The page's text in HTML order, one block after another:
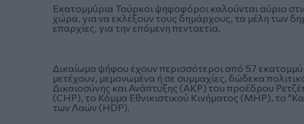
Εκατομμύρια Τούρκοι ψηφοφόροι καλούνται αύριο
χώρα, για να εκλέξουν τους δημάρχους, τα μέλη των
επαρχίες, για την επόμενη πενταετία.
Δικαίωμα ψήφου έχουν περισσότεροι από 57
μετέχουν, μεμονωμένα ή σε συμμαχίες, δώδεκα
Δικαιοσύνης και Ανάπτυξης (AKP) του προέδρου
(CHP), το Κόμμα Εθνικιστικού Κινήματος (MHP), το
των Λαών (HDP).